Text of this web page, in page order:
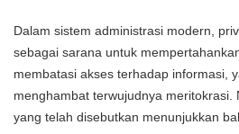
Dalam sistem administrasi modern,
sebagai sarana untuk
membatasi akses terhadap informasi,
menghambat terwujudnya meritokrasi.
yang telah disebutkan menunjukkan